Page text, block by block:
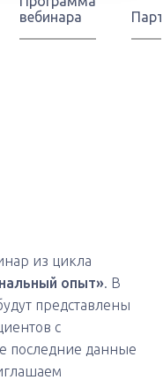
вебинара
из цикла
опыт». В
представлены
с
последние данные